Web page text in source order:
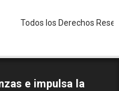
los Derechos Reservados
e impulsa la